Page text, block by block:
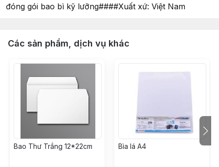
đóng gói bao bì kỹ lưỡng####Xuất xứ: Việt Nam
Các sản phẩm, dịch vụ khác
Bao Thư Trắng 12*22cm Bìa lá A4